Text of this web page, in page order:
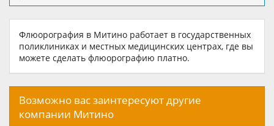
Флюорография в Митино работает в государственных
поликлиниках и местных медицинских центрах, где вы
можете сделать флюорографию платно.
Возможно вас заинтересуют другие
компании Митино